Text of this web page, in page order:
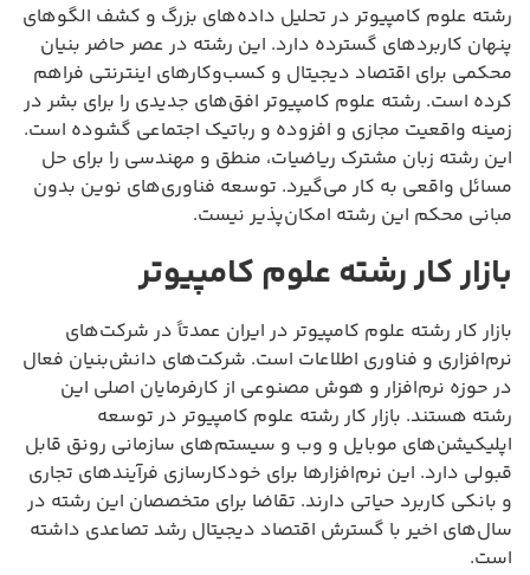
رشته علوم کامپیوتر در تحلیل داده‌های بزرگ و کشف الگوهای
پنهان کاربردهای گسترده دارد. این رشته در عصر حاضر بنیان
محکمی برای اقتصاد دیجیتال و کسب‌وکارهای اینترنتی فراهم
کرده است. رشته علوم کامپیوتر افق‌های جدیدی را برای بشر در
زمینه واقعیت مجازی و افزوده و رباتیک اجتماعی گشوده است.
این رشته زبان مشترک ریاضیات، منطق و مهندسی را برای حل
مسائل واقعی به کار می‌گیرد. توسعه فناوری‌های نوین بدون
مبانی محکم این رشته امکان‌پذیر نیست.
بازار کار رشته علوم کامپیوتر
بازار کار رشته علوم کامپیوتر در ایران عمدتاً در شرکت‌های
نرم‌افزاری و فناوری اطلاعات است. شرکت‌های دانش‌بنیان فعال
در حوزه نرم‌افزار و هوش مصنوعی از کارفرمایان اصلی این
رشته هستند. بازار کار رشته علوم کامپیوتر در توسعه
اپلیکیشن‌های موبایل و وب و سیستم‌های سازمانی رونق قابل
قبولی دارد. این نرم‌افزارها برای خودکارسازی فرآیندهای تجاری
و بانکی کاربرد حیاتی دارند. تقاضا برای متخصصان این رشته در
سال‌های اخیر با گسترش اقتصاد دیجیتال رشد تصاعدی داشته
است.